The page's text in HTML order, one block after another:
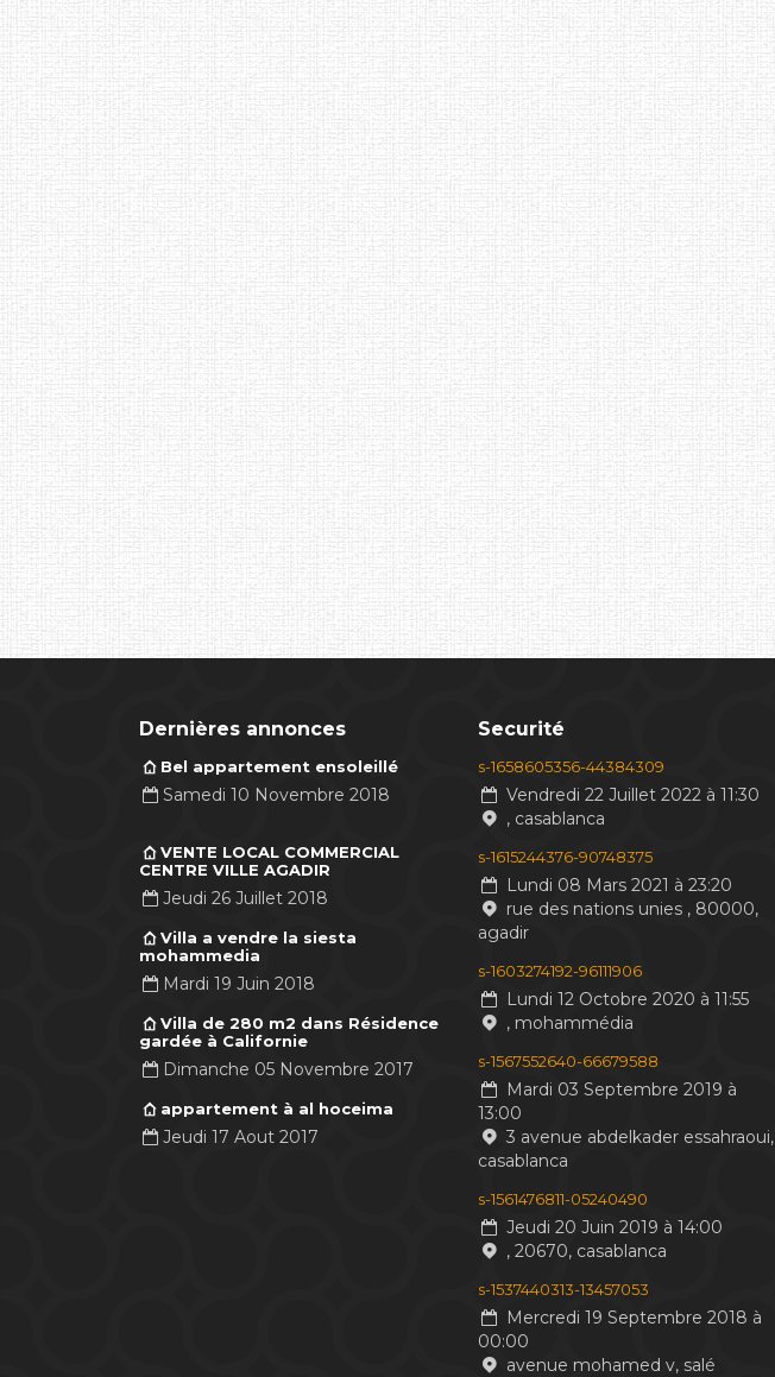
Dernières annonces
Bel appartement ensoleillé
Samedi 10 Novembre 2018
VENTE LOCAL COMMERCIAL
CENTRE VILLE AGADIR
Jeudi 26 Juillet 2018
Villa a vendre la siesta
mohammedia
Mardi 19 Juin 2018
Villa de 280 m2 dans Résidence
gardée à Californie
Dimanche 05 Novembre 2017
appartement à al hoceima
Jeudi 17 Aout 2017
Securité
s-1658605356-44384309
Vendredi 22 Juillet 2022 à 11:30
, casablanca
s-1615244376-90748375
Lundi 08 Mars 2021 à 23:20
rue des nations unies , 80000,
agadir
s-1603274192-96111906
Lundi 12 Octobre 2020 à 11:55
, mohammédia
s-1567552640-66679588
Mardi 03 Septembre 2019 à
13:00
3 avenue abdelkader essahraoui,
casablanca
s-1561476811-05240490
Jeudi 20 Juin 2019 à 14:00
, 20670, casablanca
s-1537440313-13457053
Mercredi 19 Septembre 2018 à
00:00
avenue mohamed v, salé